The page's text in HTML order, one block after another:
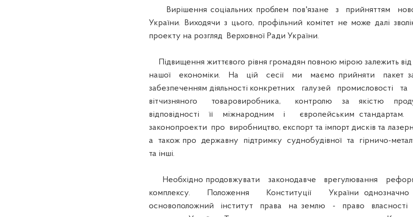
Вирішення соціальних проблем пов'язане з прийняттям
України. Виходячи з цього, профільний комітет не може далі
проекту на розгляд Верховної Ради України.
Підвищення життєвого рівня громадян повною мірою залежить
нашої економіки. На цій сесії ми маємо прийняти пакет
забезпеченням діяльності конкретних галузей промисловості
вітчизняного товаровиробника, контролю за якістю
відповідності її міжнародним і європейським
законопроекти про виробництво, експорт та імпорт дисків та
а також про державну підтримку суднобудівної та гірничо-
та інші.
Необхідно продовжувати законодавче врегулювання
комплексу. Положення Конституції України
основоположний інститут права на землю - право власності